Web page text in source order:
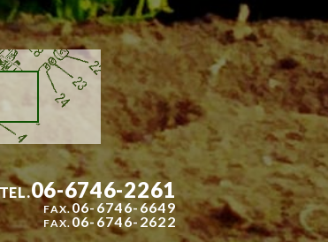
06-6746-2261
06-6746-6649
06-6746-2622